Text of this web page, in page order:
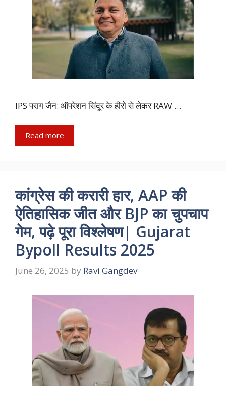
IPS पराग जैन: ऑपरेशन सिंदूर के हीरो से लेकर RAW …
Read more
कांग्रेस की करारी हार, AAP की
ऐतिहासिक जीत और BJP का चुपचाप
गेम, पढ़े पूरा विश्लेषण| Gujarat
Bypoll Results 2025
June 26, 2025 by Ravi Gangdev